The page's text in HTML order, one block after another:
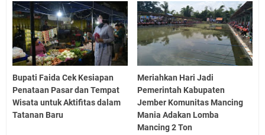
Bupati Faida Cek Kesiapan
Penataan Pasar dan Tempat
Wisata untuk Aktifitas dalam
Tatanan Baru
Meriahkan Hari Jadi
Pemerintah Kabupaten
Jember Komunitas Mancing
Mania Adakan Lomba
Mancing 2 Ton